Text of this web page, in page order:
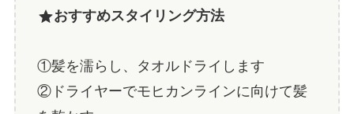
おすすめスタイリング方法
①髪を濡らし、タオルドライします
②ドライヤーでモヒカンラインに向けて髪